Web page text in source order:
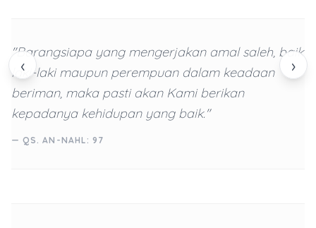
‹ ›
"Barangsiapa yang mengerjakan amal saleh, baik
laki-laki maupun perempuan dalam keadaan
beriman, maka pasti akan Kami berikan
kepadanya kehidupan yang baik."
— QS. AN-NAHL: 97